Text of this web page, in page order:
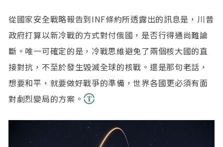
從國家安全戰略報告到INF條約所透露出的訊息是，川普
政府打算以新冷戰的方式對付俄國，是否行得通尚難論
斷。唯一可確定的是，冷戰思維避免了兩個核大國的直
接對抗，不至於發生毀滅全球的核戰。還是那句老話，
想要和平，就要做好戰爭的準備，世界各國更必須有面
對劇烈變局的方案。